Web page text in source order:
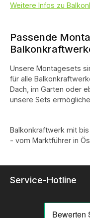
Weitere Infos zu
Passende
Unsere Montagesets
für alle
Dach, im Garten oder
unsere Sets
Balkonkraftwerk mit
- vom Marktführer in
Service-Hotline